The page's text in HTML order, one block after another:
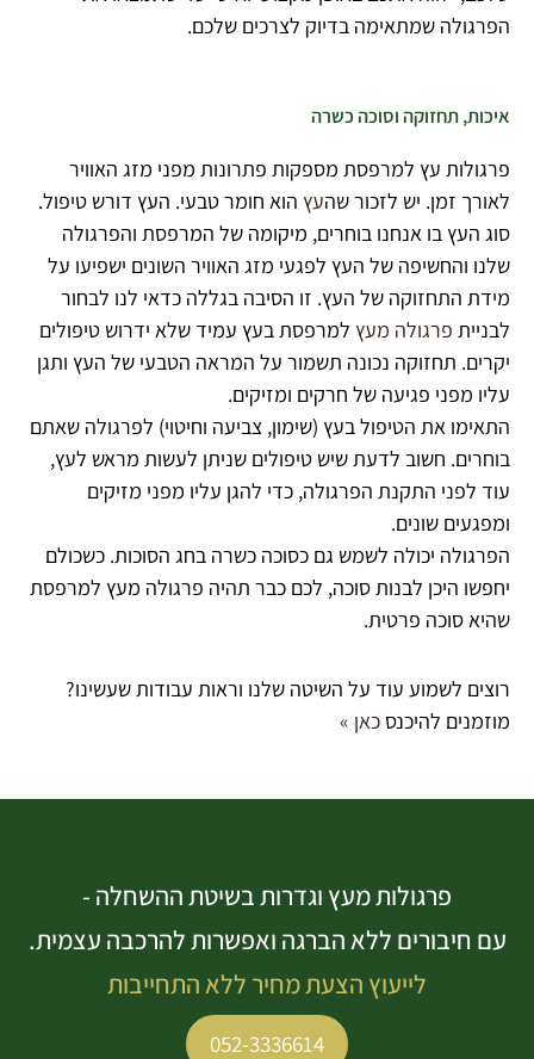
הפרגולה שמתאימה בדיוק לצרכים שלכם.
איכות, תחזוקה וסוכה כשרה
פרגולות עץ למרפסת מספקות פתרונות מפני מזג האוויר
לאורך זמן. יש לזכור שהעץ הוא חומר טבעי. העץ דורש טיפול.
סוג העץ בו אנחנו בוחרים, מיקומה של המרפסת והפרגולה
שלנו והחשיפה של העץ לפגעי מזג האוויר השונים ישפיעו על
מידת התחזוקה של העץ. זו הסיבה בגללה כדאי לנו לבחור
לבניית פרגולה מעץ למרפסת בעץ עמיד שלא ידרוש טיפולים
יקרים. תחזוקה נכונה תשמור על המראה הטבעי של העץ ותגן
עליו מפני פגיעה של חרקים ומזיקים.
התאימו את הטיפול בעץ (שימון, צביעה וחיטוי) לפרגולה שאתם
בוחרים. חשוב לדעת שיש טיפולים שניתן לעשות מראש לעץ,
עוד לפני התקנת הפרגולה, כדי להגן עליו מפני מזיקים
ומפגעים שונים.
הפרגולה יכולה לשמש גם כסוכה כשרה בחג הסוכות. כשכולם
יחפשו היכן לבנות סוכה, לכם כבר תהיה פרגולה מעץ למרפסת
שהיא סוכה פרטית.
רוצים לשמוע עוד על השיטה שלנו וראות עבודות שעשינו?
מוזמנים להיכנס כאן »
פרגולות מעץ וגדרות בשיטת ההשחלה -
עם חיבורים ללא הברגה ואפשרות להרכבה עצמית.
לייעוץ הצעת מחיר ללא התחייבות
052-3336614